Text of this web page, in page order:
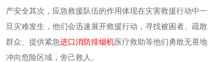
产安全其次，应急救援队伍的作用体现在灾害救援行动中一
旦灾难发生，他们会迅速展开救援行动，寻找被困者、疏散
群众、提供紧急进口消防排烟机医疗救助等他们勇敢无畏地
冲向危险区域，舍己救人。